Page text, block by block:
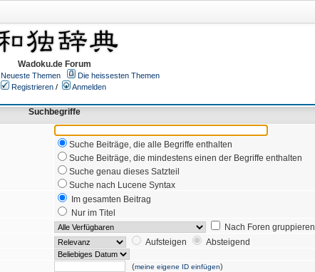
Wadoku.de Forum
Neueste Themen
Die heissesten Themen
Registrieren /
Anmelden
Suchbegriffe
Suche Beiträge, die alle Begriffe enthalten
Suche Beiträge, die mindestens einen der Begriffe enthalten
Suche genau dieses Satzteil
Suche nach Lucene Syntax
Im gesamten Beitrag
Nur im Titel
Nach Foren gruppieren
Aufsteigen
Absteigend
(meine eigene ID einfügen)